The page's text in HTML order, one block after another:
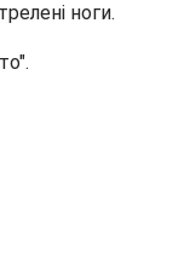
ноги.